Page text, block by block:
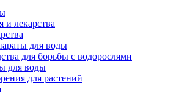
и лекарства
для воды
для борьбы с водорослями
для воды
для растений